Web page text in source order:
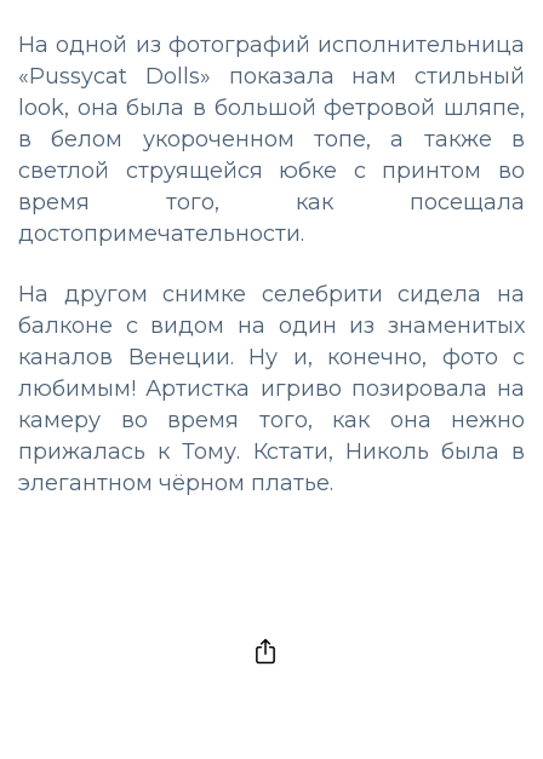
На одной из фотографий исполнительница
«Pussycat Dolls» показала нам стильный
look, она была в большой фетровой шляпе,
в белом укороченном топе, а также в
светлой струящейся юбке с принтом во
время того, как посещала
достопримечательности.
На другом снимке селебрити сидела на
балконе с видом на один из знаменитых
каналов Венеции. Ну и, конечно, фото с
любимым! Артистка игриво позировала на
камеру во время того, как она нежно
прижалась к Тому. Кстати, Николь была в
элегантном чёрном платье.